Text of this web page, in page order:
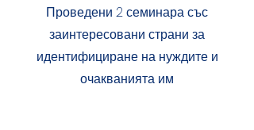
Проведени 2 семинара със
заинтересовани страни за
идентифициране на нуждите и
очакванията им